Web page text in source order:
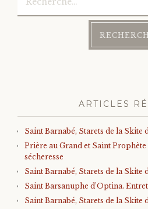
ARTICLES
Saint Barnabé, Starets de la Skite
Prière au Grand et Saint
sécheresse
Saint Barnabé, Starets de la Skite
Saint Barsanuphe d’Optina.
Saint Barnabé, Starets de la Skite